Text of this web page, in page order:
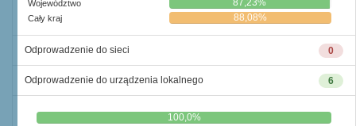
Województwo 87,23%
Cały kraj 88,08%
0
Odprowadzenie do sieci
6
Odprowadzenie do urządzenia lokalnego
0,0% 100,0%